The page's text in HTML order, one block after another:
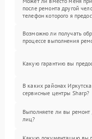
после ремонта другой
телефон которого я
Возможно ли получать
процессе выполнения
Какую гарантию вы
В каких районах
сервисные центры Sharp?
Выполняете ли вы
лиц?